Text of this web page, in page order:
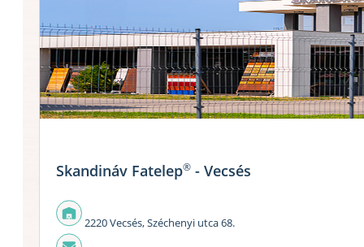
Skandináv Fatelep® - Vecsés
2220 Vecsés, Széchenyi utca 68.